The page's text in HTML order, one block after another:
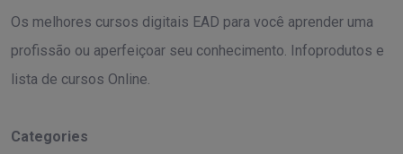
Os melhores cursos digitais EAD para você aprender uma
profissão ou aperfeiçoar seu conhecimento. Infoprodutos e
lista de cursos Online.
Categories